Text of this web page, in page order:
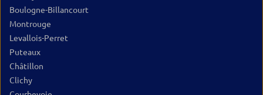
Boulogne-Billancourt
Montrouge
Levallois-Perret
Puteaux
Châtillon
Clichy